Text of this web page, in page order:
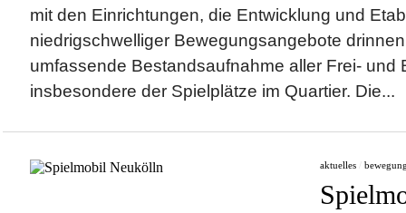
mit den Einrichtungen, die Entwicklung und
niedrigschwelliger Bewegungsangebote
umfassende Bestandsaufnahme aller Frei- und
insbesondere der Spielplätze im Quartier. Die...
aktuelles/